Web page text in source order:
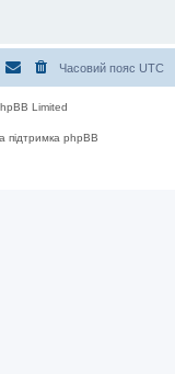
Часовий пояс UTC
Limited
підтримка phpBB